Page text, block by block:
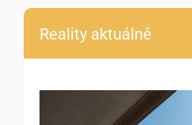
Reality aktuálně